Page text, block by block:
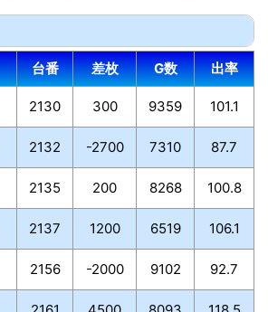
台番 差枚 G数 出率
2130 300 9359 101.1
2132 -2700 7310 87.7
2135 200 8268 100.8
2137 1200 6519 106.1
2156 -2000 9102 92.7